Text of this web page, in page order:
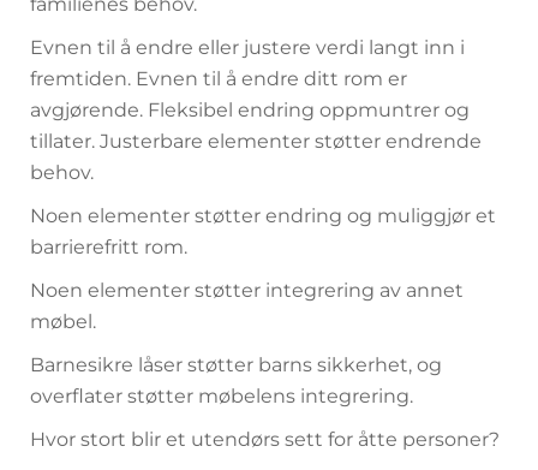
Evnen til å endre eller justere verdi langt inn i
fremtiden. Evnen til å endre ditt rom er
avgjørende. Fleksibel endring oppmuntrer og
tillater. Justerbare elementer støtter endrende
behov.
Noen elementer støtter endring og muliggjør et
barrierefritt rom.
Noen elementer støtter integrering av annet
møbel.
Barnesikre låser støtter barns sikkerhet, og
overflater støtter møbelens integrering.
Hvor stort blir et utendørs sett for åtte personer?